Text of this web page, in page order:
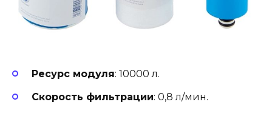
Ресурс модуля: 10000 л.
Скорость фильтрации: 0,8 л/мин.